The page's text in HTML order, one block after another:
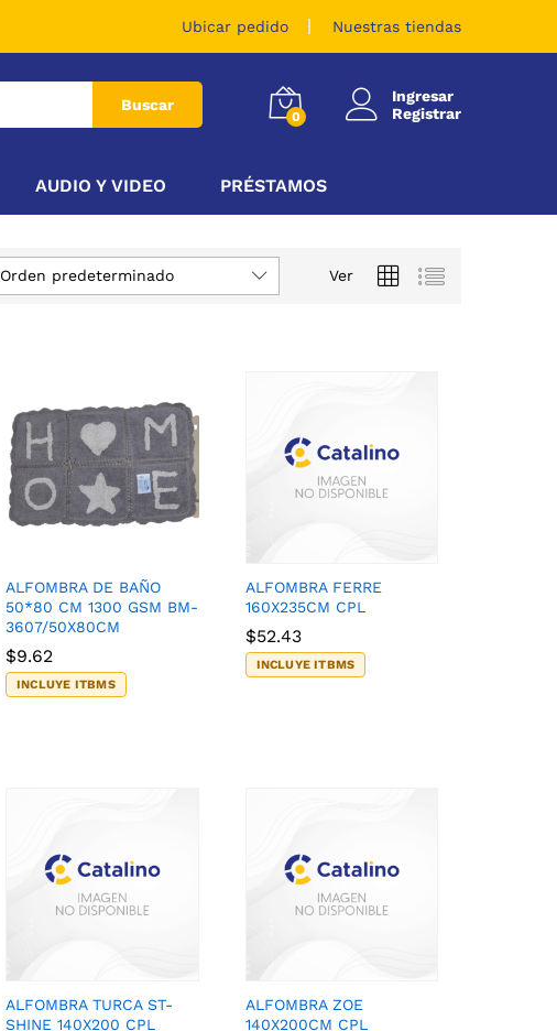
Ubicar pedido Nuestras tiendas
Buscar
0
Ingresar
Registrar
AUDIO Y VIDEO PRÉSTAMOS
Ver
Orden predeterminado
ALFOMBRA DE BAÑO
50*80 CM 1300 GSM BM-
3607/50X80CM
$9.62
INCLUYE ITBMS
$9.62
ALFOMBRA FERRE
160X235CM CPL
$52.43
INCLUYE ITBMS
$52.43
ALFOMBRA TURCA ST-
SHINE 140X200 CPL
ALFOMBRA ZOE
140X200CM CPL